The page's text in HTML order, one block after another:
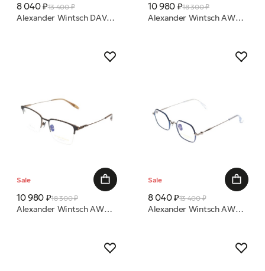
8 040 ₽13 400 ₽
Alexander Wintsch DAVOS AWD5003 SNOWBOARD C1 49/21 (Р)оправа
10 980 ₽18 300 ₽
Alexander Wintsch AW6187 C4 53/21 (Р)оправа
Sale
10 980 ₽18 300 ₽
Alexander Wintsch AW6187 C3 53/21 (Р)оправа
Sale
8 040 ₽13 400 ₽
Alexander Wintsch AW6177A C2 46/21 (Р)оправа